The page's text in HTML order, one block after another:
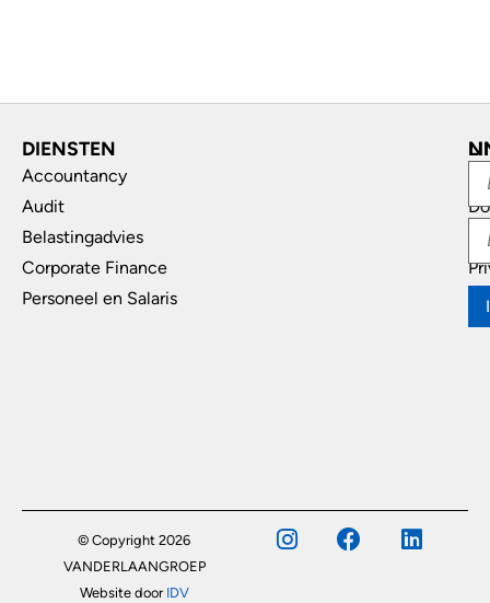
DIENSTEN
Accountancy
Audit
Belastingadvies
Corporate Finance
Personeel en Salaris
© Copyright 2026
VANDERLAANGROEP
Website door IDV